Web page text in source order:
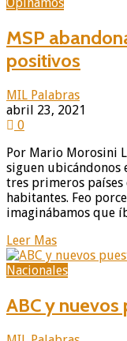
MSP
positivos
MIL Palabras
abril 23, 2021
0
Por Mario Morosini
siguen ubicándonos
tres primeros
habitantes. Feo
imaginábamos que
Leer Mas
Nacionales
ABC y